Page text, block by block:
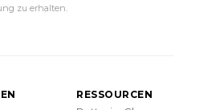
zu erhalten.
RESSOURCEN